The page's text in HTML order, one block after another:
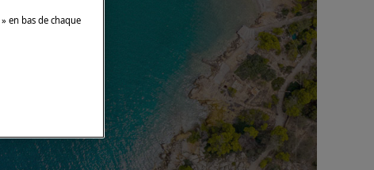
» en bas de chaque